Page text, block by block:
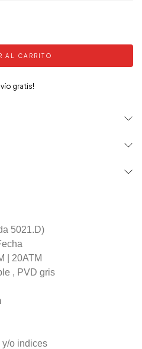
gratis!
5021.D)
| 20ATM
, PVD gris
y/o indices